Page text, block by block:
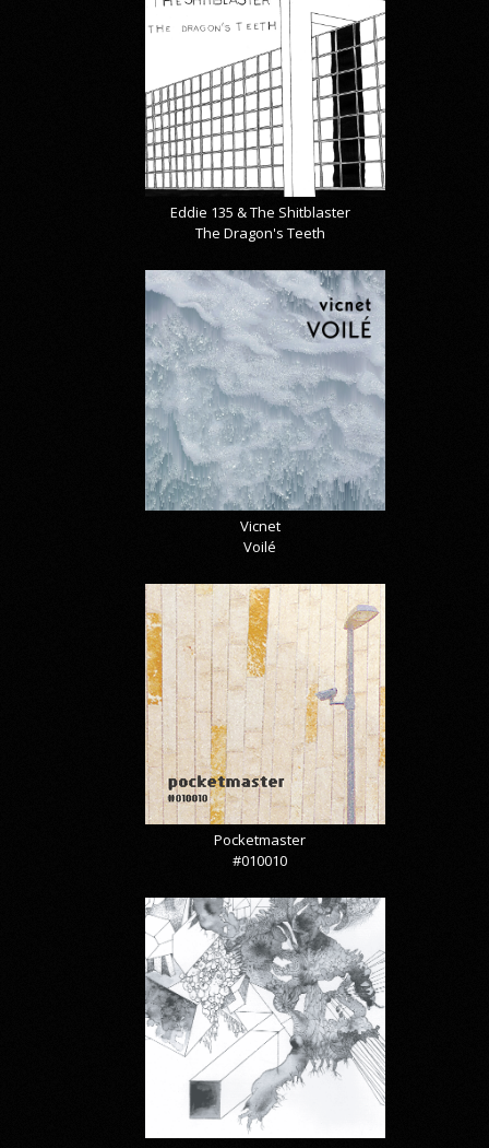
Eddie 135 & The Shitblaster
The Dragon's Teeth
Vicnet
Voilé
Pocketmaster
#010010